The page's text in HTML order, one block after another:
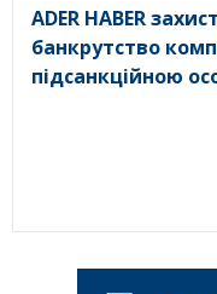
ADER HABER
банкрутство
підсанкційною